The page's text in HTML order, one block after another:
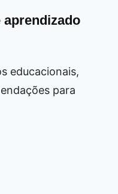
aprendizado
educacionais,
para